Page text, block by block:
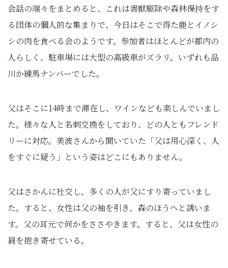
会話の端々をまとめると、これは害獣駆除や森林保持をす
る団体の個人的な集まりで、今日はそこで得た鹿とイノシ
シの肉を食べる会のようです。参加者はほとんどが都内の
人らしく、駐車場には大型の高級車がズラリ。いずれも品
川か練馬ナンバーでした。
父はそこに14時まで滞在し、ワインなども楽しんでいまし
た。様々な人と名刺交換をしており、どの人ともフレンド
リーに対応。美波さんから聞いていた「父は用心深く、人
をすぐに疑う」という姿はどこにもありません。
父はさかんに社交し、多くの人が父にすり寄っていまし
た。すると、女性は父の袖を引き、森のほうへと誘いま
す。父の耳元で何かをささやきます。すると、父は女性の
肩を抱き寄せている。